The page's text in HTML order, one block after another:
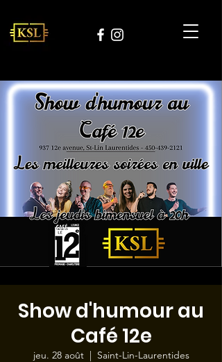
Show d'humour au
Café 12e
jeu. 28 août
  |
Saint-Lin-Laurentides